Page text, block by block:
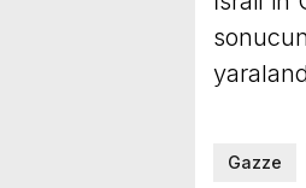
Gazze